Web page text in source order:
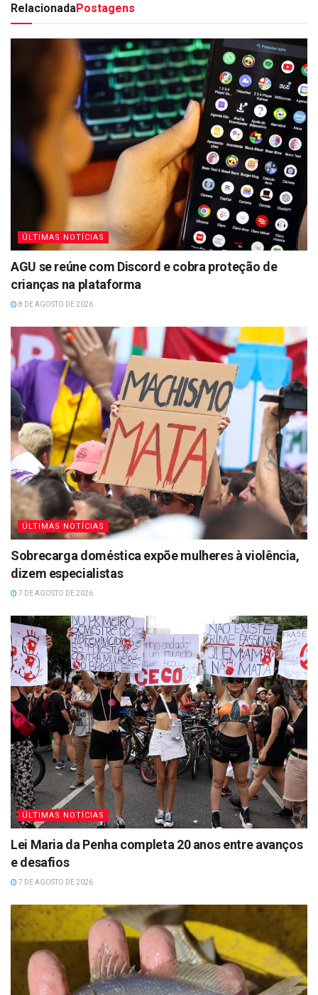
RelacionadaPostagens
ÚLTIMAS NOTÍCIAS
AGU se reúne com Discord e cobra proteção de
crianças na plataforma
8 DE AGOSTO DE 2026
ÚLTIMAS NOTÍCIAS
Sobrecarga doméstica expõe mulheres à violência,
dizem especialistas
7 DE AGOSTO DE 2026
ÚLTIMAS NOTÍCIAS
Lei Maria da Penha completa 20 anos entre avanços
e desafios
7 DE AGOSTO DE 2026